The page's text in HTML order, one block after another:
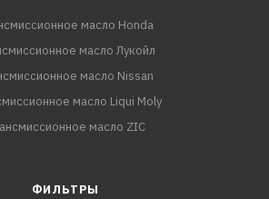
масло Honda
масло Лукойл
масло Nissan
масло Liqui Moly
масло ZIC
ФИЛЬТРЫ